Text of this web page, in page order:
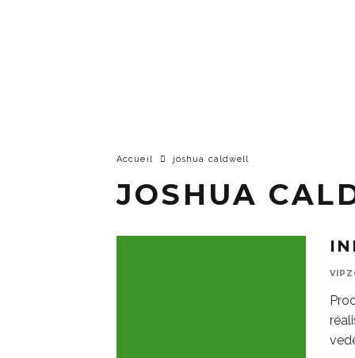
Accueil joshua caldwell
JOSHUA